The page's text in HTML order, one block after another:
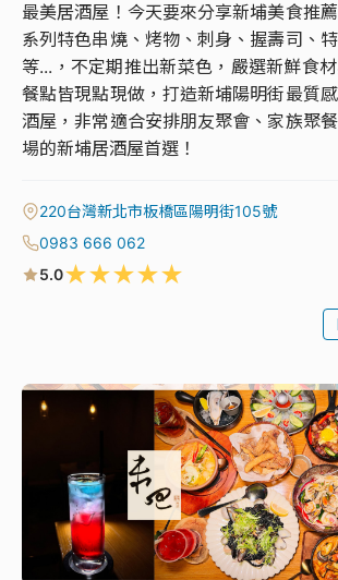
最美居酒屋！今天要來分享新埔美食推
系列特色串燒、烤物、刺身、握壽司、
等...，不定期推出新菜色，嚴選新鮮食材
餐點皆現點現做，打造新埔陽明街最質
酒屋，非常適合安排朋友聚會、家族聚
場的新埔居酒屋首選！
220台灣新北市板橋區陽明街105號
0983 666 062
5.0★★★★★